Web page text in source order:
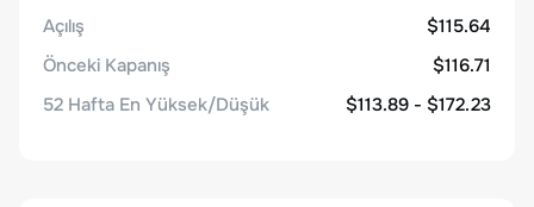
Açılış
$115.64
Önceki Kapanış
$116.71
52 Hafta En Yüksek/Düşük
$113.89 - $172.23